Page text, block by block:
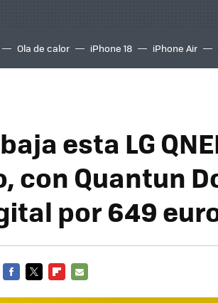
Ola de calor iPhone 18 iPhone Air
esta LG
con Quantun
por 649